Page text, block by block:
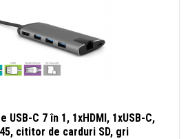
USB-C 7 în 1, 1xHDMI, 1xUSB-C,
cititor de carduri SD, gri